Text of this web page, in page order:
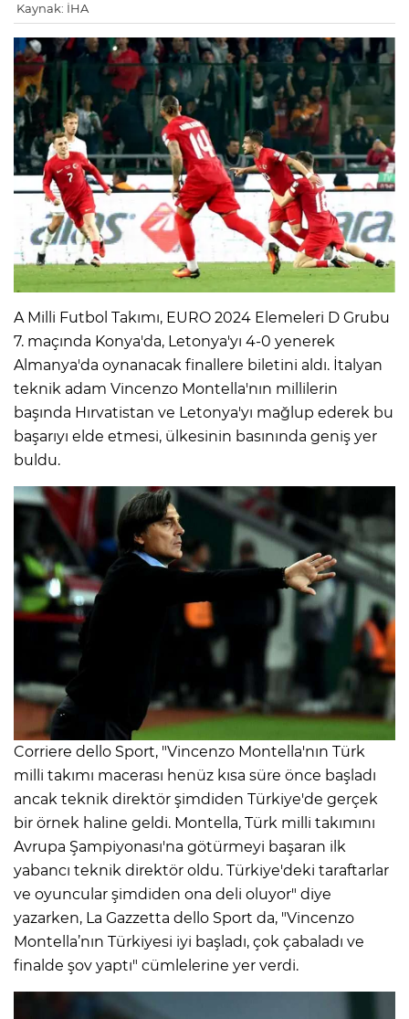
Kaynak: İHA
A Milli Futbol Takımı, EURO 2024 Elemeleri D Grubu
7. maçında Konya'da, Letonya'yı 4-0 yenerek
Almanya'da oynanacak finallere biletini aldı. İtalyan
teknik adam Vincenzo Montella'nın millilerin
başında Hırvatistan ve Letonya'yı mağlup ederek bu
başarıyı elde etmesi, ülkesinin basınında geniş yer
buldu.
Corriere dello Sport, "Vincenzo Montella'nın Türk
milli takımı macerası henüz kısa süre önce başladı
ancak teknik direktör şimdiden Türkiye'de gerçek
bir örnek haline geldi. Montella, Türk milli takımını
Avrupa Şampiyonası'na götürmeyi başaran ilk
yabancı teknik direktör oldu. Türkiye'deki taraftarlar
ve oyuncular şimdiden ona deli oluyor" diye
yazarken, La Gazzetta dello Sport da, "Vincenzo
Montella’nın Türkiyesi iyi başladı, çok çabaladı ve
finalde şov yaptı" cümlelerine yer verdi.